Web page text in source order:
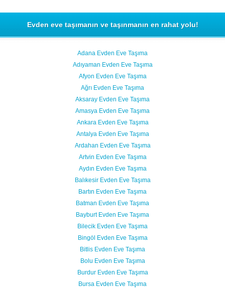
Evden eve taşımanın ve taşınmanın en rahat yolu!
Adana Evden Eve Taşıma
Adıyaman Evden Eve Taşıma
Afyon Evden Eve Taşıma
Ağrı Evden Eve Taşıma
Aksaray Evden Eve Taşıma
Amasya Evden Eve Taşıma
Ankara Evden Eve Taşıma
Antalya Evden Eve Taşıma
Ardahan Evden Eve Taşıma
Artvin Evden Eve Taşıma
Aydın Evden Eve Taşıma
Balıkesir Evden Eve Taşıma
Bartın Evden Eve Taşıma
Batman Evden Eve Taşıma
Bayburt Evden Eve Taşıma
Bilecik Evden Eve Taşıma
Bingöl Evden Eve Taşıma
Bitlis Evden Eve Taşıma
Bolu Evden Eve Taşıma
Burdur Evden Eve Taşıma
Bursa Evden Eve Taşıma